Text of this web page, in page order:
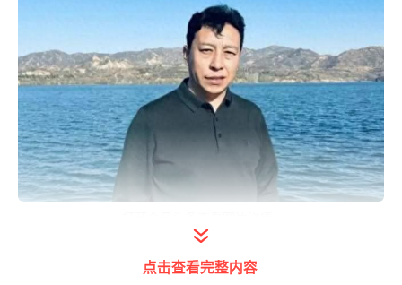
“科目三”破圈带火了一个70后
点击查看完整内容